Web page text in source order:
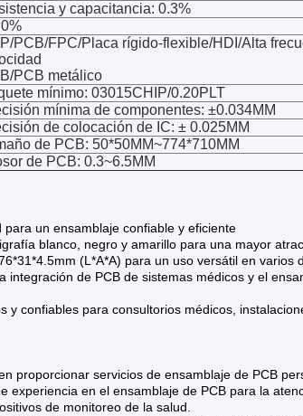
y capacitancia: 0.3%
0%
PCB/FPC/Placa rígido-flexible/HDI/Alta
PCB metálico
mínimo: 03015CHIP/0.20PLT
mínima de componentes: ±0.034MM
de colocación de IC: ± 0.025MM
de PCB: 50*50MM~774*710MM
de PCB: 0.3~6.5MM
un ensamblaje confiable y eficiente
blanco, negro y amarillo para una mayor
(L*A*A) para un uso versátil en varios
integración de PCB de sistemas médicos y el
y confiables para consultorios médicos,
proporcionar servicios de ensamblaje de PCB
experiencia en el ensamblaje de PCB para la
de monitoreo de la salud.